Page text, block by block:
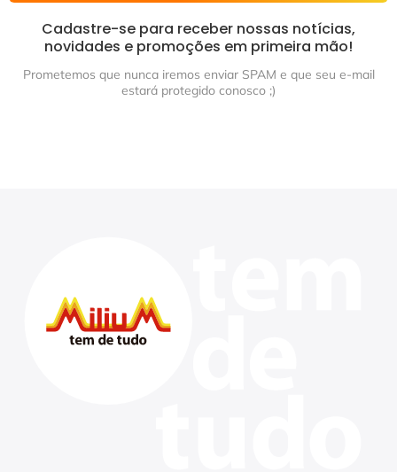
Cadastre-se para receber nossas notícias,
novidades e promoções em primeira mão!
Prometemos que nunca iremos enviar SPAM e que seu e-mail
estará protegido conosco ;)